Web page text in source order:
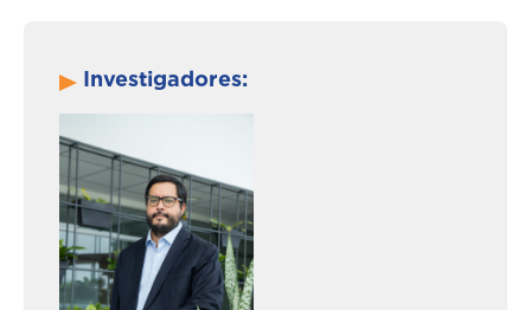
Investigadores: